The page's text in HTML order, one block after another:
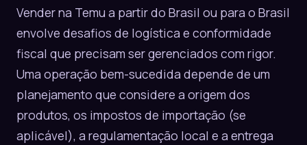
Vender na Temu a partir do Brasil ou para o Brasil
envolve desafios de logística e conformidade
fiscal que precisam ser gerenciados com rigor.
Uma operação bem-sucedida depende de um
planejamento que considere a origem dos
produtos, os impostos de importação (se
aplicável), a regulamentação local e a entrega